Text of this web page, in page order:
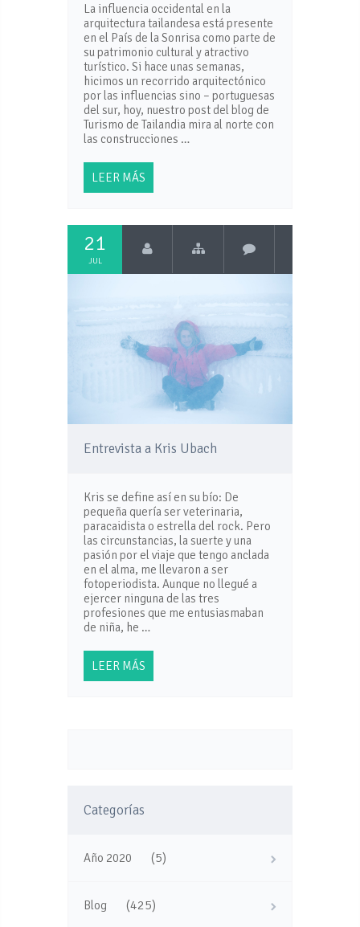
La influencia occidental en la
arquitectura tailandesa está presente
en el País de la Sonrisa como parte de
su patrimonio cultural y atractivo
turístico. Si hace unas semanas,
hicimos un recorrido arquitectónico
por las influencias sino – portuguesas
del sur, hoy, nuestro post del blog de
Turismo de Tailandia mira al norte con
las construcciones …
LEER MÁS
21
JUL
Entrevista a Kris Ubach
Kris se define así en su bío: De
pequeña quería ser veterinaria,
paracaidista o estrella del rock. Pero
las circunstancias, la suerte y una
pasión por el viaje que tengo anclada
en el alma, me llevaron a ser
fotoperiodista. Aunque no llegué a
ejercer ninguna de las tres
profesiones que me entusiasmaban
de niña, he …
LEER MÁS
Categorías
Año 2020 (5)
Blog (425)